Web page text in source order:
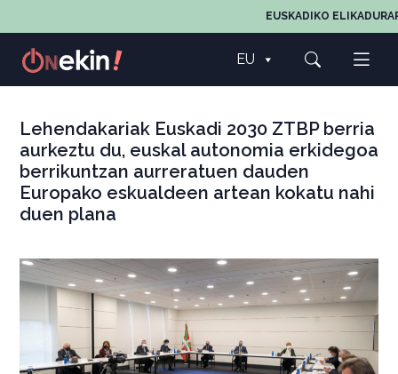
EUSKADIKO
EU
Lehendakariak Euskadi 2030 ZTBP berria
aurkeztu du, euskal autonomia erkidegoa
berrikuntzan aurreratuen dauden
Europako eskualdeen artean kokatu nahi
duen plana